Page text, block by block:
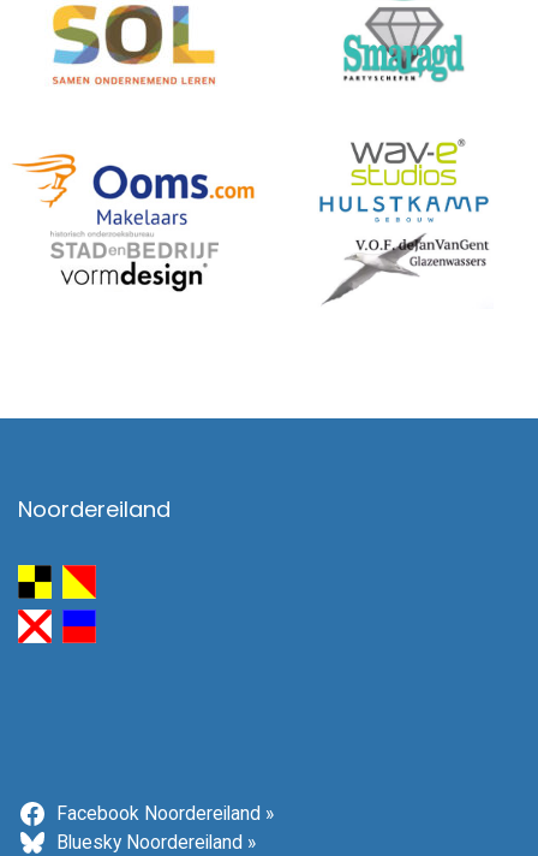
Noordereiland
Facebook Noordereiland »
Bluesky Noordereiland »